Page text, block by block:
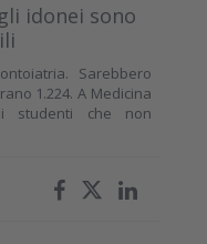
idonei sono
Sarebbero
1.224. A Medicina
studenti che non